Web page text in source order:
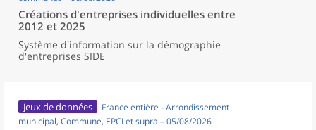
Créations d'entreprises individuelles entre
2012 et 2025
Système d'information sur la démographie
d'entreprises SIDE
Jeux de données
France entière - Arrondissement
municipal, Commune, EPCI et supra – 05/08/2026